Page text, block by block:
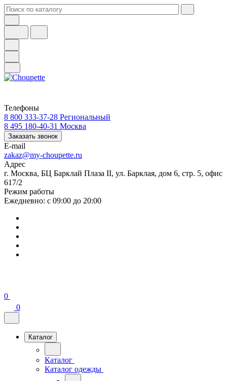
Телефоны
8 800 333-37-28 Региональный
8 495 180-40-31 Москва
Заказать звонок
E-mail
zakaz@my-choupette.ru
Адрес
г. Москва, БЦ Барклай Плаза II, ул. Барклая, дом 6, стр. 5, офис
617/2
Режим работы
Ежедневно: с 09:00 до 20:00
0
0
Каталог
Каталог
Каталог одежды